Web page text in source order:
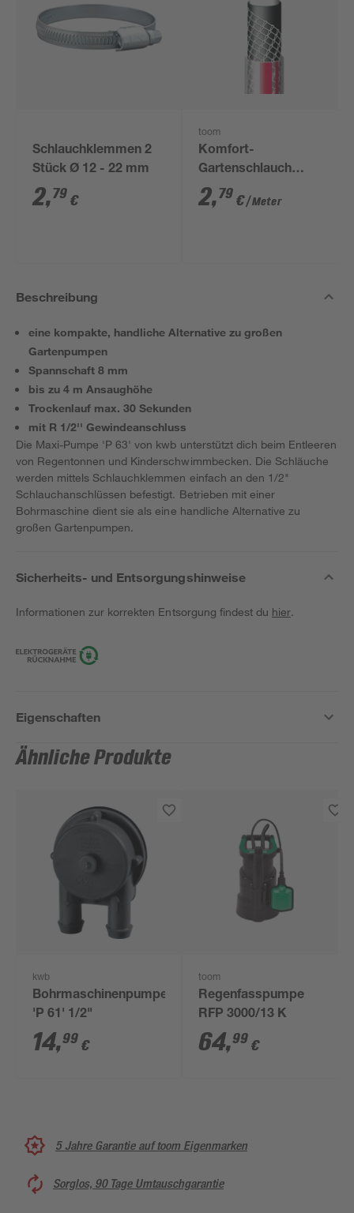
Schlauchklemmen 2
Stück Ø 12 - 22 mm
2,79 €
toom
Komfort-
Gartenschlauch
phthalatfrei 1/2"
2,79 €/ Meter
Beschreibung
eine kompakte, handliche Alternative zu großen
Gartenpumpen
Spannschaft 8 mm
bis zu 4 m Ansaughöhe
Trockenlauf max. 30 Sekunden
mit R 1/2'' Gewindeanschluss
Die Maxi-Pumpe 'P 63' von kwb unterstützt dich beim Entleeren
von Regentonnen und Kinderschwimmbecken. Die Schläuche
werden mittels Schlauchklemmen einfach an den 1/2"
Schlauchanschlüssen befestigt. Betrieben mit einer
Bohrmaschine dient sie als eine handliche Alternative zu
großen Gartenpumpen.
Sicherheits- und Entsorgungshinweise
Informationen zur korrekten Entsorgung findest du hier.
Eigenschaften
Ähnliche Produkte
kwb
Bohrmaschinenpumpe
'P 61' 1/2"
14,99 €
toom
Regenfasspumpe
RFP 3000/13 K
64,99 €
5 Jahre Garantie auf toom Eigenmarken
Sorglos, 90 Tage Umtauschgarantie